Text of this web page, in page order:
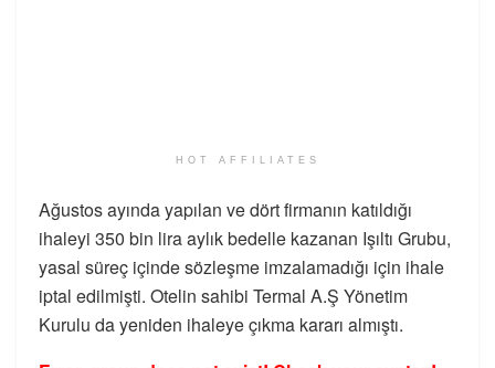
HOT AFFILIATES
Ağustos ayında yapılan ve dört firmanın katıldığı
ihaleyi 350 bin lira aylık bedelle kazanan Işıltı Grubu,
yasal süreç içinde sözleşme imzalamadığı için ihale
iptal edilmişti. Otelin sahibi Termal A.Ş Yönetim
Kurulu da yeniden ihaleye çıkma kararı almıştı.